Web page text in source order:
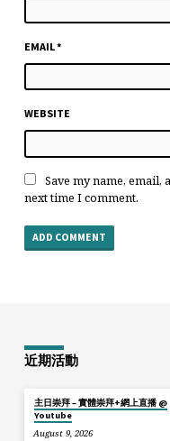
EMAIL*
WEBSITE
Save my name,
next time I comment.
近期活動
主日崇拜 – 實體崇拜+網上直播 @
Youtube
August 9, 2026